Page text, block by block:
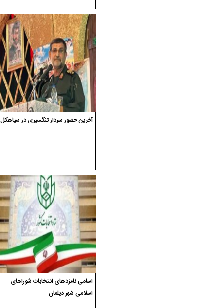
آخرین حضور سردار تنگسیری در سیاهکل
اسامی نامزدهای انتخابات شوراهای
اسلامی شهر دیلمان